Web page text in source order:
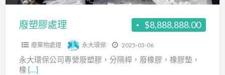
$8,888,888.00
廢塑膠處理
廢棄物處理 永大環保 2025-03-06
永大環保公司專營廢塑膠，分隔桿，廢橡膠，橡膠墊，
橡 […]